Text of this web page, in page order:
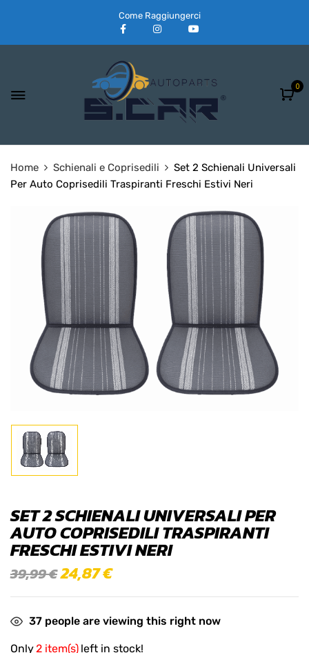
Come Raggiungerci
0
Home Schienali e Coprisedili
Set 2 Schienali Universali
Per Auto Coprisedili Traspiranti Freschi Estivi Neri
SET 2 SCHIENALI UNIVERSALI PER
AUTO COPRISEDILI TRASPIRANTI
FRESCHI ESTIVI NERI
39,99€24,87€
37 people are viewing this right now
Only 2 item(s) left in stock!